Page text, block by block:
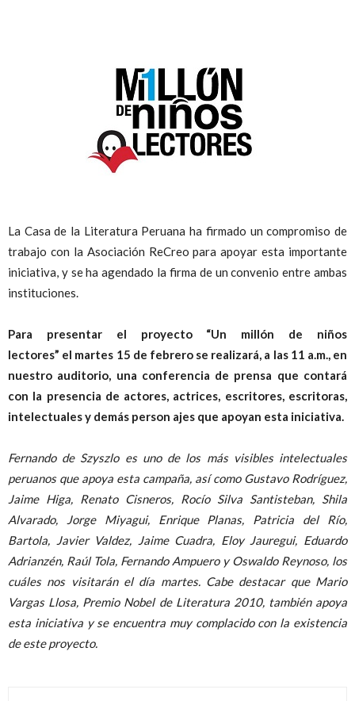
La Casa de la Literatura Peruana ha firmado un compromiso de
trabajo con la Asociación ReCreo para apoyar esta importante
iniciativa, y se ha agendado la firma de un convenio entre ambas
instituciones.
Para presentar el proyecto “Un millón de niños
lectores” el martes 15 de febrero se realizará, a las 11 a.m., en
nuestro auditorio, una conferencia de prensa que contará
con la presencia de actores, actrices, escritores, escritoras,
intelectuales y demás person ajes que apoyan esta iniciativa.
Fernando de Szyszlo es uno de los más visibles intelectuales
peruanos que apoya esta campaña, así como Gustavo Rodríguez,
Jaime Higa, Renato Cisneros, Rocío Silva Santisteban, Shila
Alvarado, Jorge Miyagui, Enrique Planas, Patricia del Río,
Bartola, Javier Valdez, Jaime Cuadra, Eloy Jauregui, Eduardo
Adrianzén, Raúl Tola, Fernando Ampuero y Oswaldo Reynoso, los
cuáles nos visitarán el día martes. Cabe destacar que Mario
Vargas Llosa, Premio Nobel de Literatura 2010, también apoya
esta iniciativa y se encuentra muy complacido con la existencia
de este proyecto.